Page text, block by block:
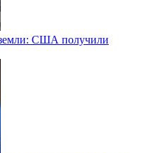
земли: США получили